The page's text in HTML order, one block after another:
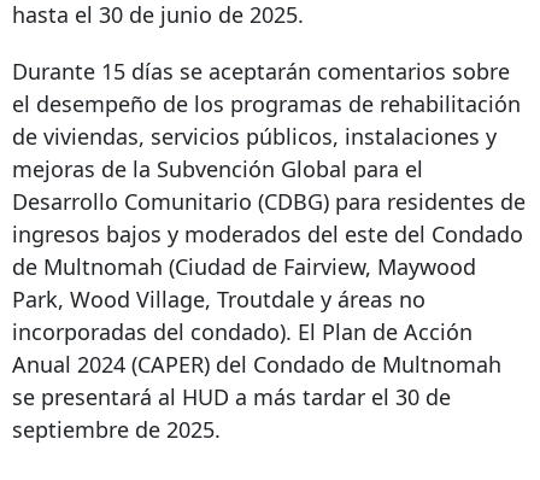
hasta el 30 de junio de 2025.
Durante 15 días se aceptarán comentarios sobre
el desempeño de los programas de rehabilitación
de viviendas, servicios públicos, instalaciones y
mejoras de la Subvención Global para el
Desarrollo Comunitario (CDBG) para residentes de
ingresos bajos y moderados del este del Condado
de Multnomah (Ciudad de Fairview, Maywood
Park, Wood Village, Troutdale y áreas no
incorporadas del condado). El Plan de Acción
Anual 2024 (CAPER) del Condado de Multnomah
se presentará al HUD a más tardar el 30 de
septiembre de 2025.